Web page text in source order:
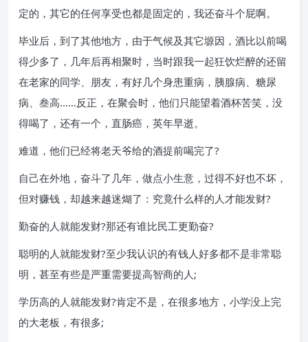
定的，其它的任何享受也都是固定的，我还奋斗个屁啊。
毕业后，到了其他地方，由于气候及其它塬因，酒比以前喝
得少多了，几年后再相聚时，当时跟我一起狂饮烂醉的还留
在老家的同学、朋友，有好几个身患重病，胰腺病、糖尿
病、叁高……反正，在聚会时，他们只能望着酒杯苦笑，没
得喝了，还有一个，直肠癌，英年早逝。
难道，他们已经将老天爷给的酒提前喝完了?
自己在外地，奋斗了几年，做点小生意，过得不好也不坏，
但对赚钱，却越来越迷煳了：究竟什么样的人才能发财?
勤奋的人就能发财?那还有谁比民工更勤奋?
聪明的人就能发财?至少我认识的有钱人好多都不是非常聪
明，甚至有些是严重需要提高智商的人;
学历高的人就能发财?肯定不是，在很多地方，小学没上完
的大老板，有很多;